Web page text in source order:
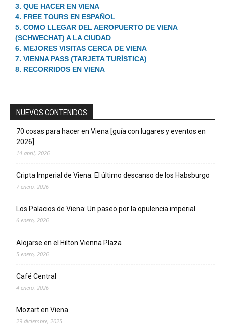
3. QUE HACER EN VIENA
4. FREE TOURS EN ESPAÑOL
5. COMO LLEGAR DEL AEROPUERTO DE VIENA
(SCHWECHAT) A LA CIUDAD
6. MEJORES VISITAS CERCA DE VIENA
7. VIENNA PASS (TARJETA TURÍSTICA)
8. RECORRIDOS EN VIENA
NUEVOS CONTENIDOS
70 cosas para hacer en Viena [guía con lugares y eventos en
2026]
14 abril, 2026
Cripta Imperial de Viena: El último descanso de los Habsburgo
7 enero, 2026
Los Palacios de Viena: Un paseo por la opulencia imperial
6 enero, 2026
Alojarse en el Hilton Vienna Plaza
5 enero, 2026
Café Central
4 enero, 2026
Mozart en Viena
29 diciembre, 2025